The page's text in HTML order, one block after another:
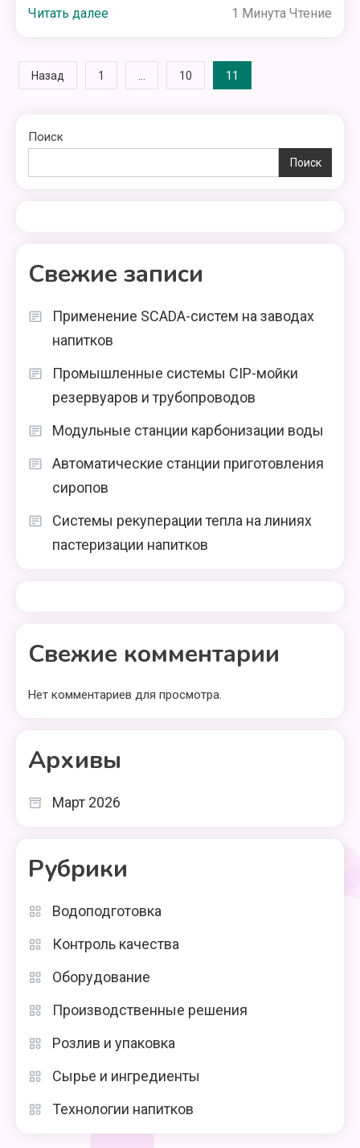
Читать далее 1 Минута Чтение
Пагинация
Назад 1 … 10 11
Поиск
Поиск
Свежие записи
Применение SCADA-систем на заводах
напитков
Промышленные системы CIP-мойки
резервуаров и трубопроводов
Модульные станции карбонизации воды
Автоматические станции приготовления
сиропов
Системы рекуперации тепла на линиях
пастеризации напитков
Свежие комментарии
Нет комментариев для просмотра.
Архивы
Март 2026
Рубрики
Водоподготовка
Контроль качества
Оборудование
Производственные решения
Розлив и упаковка
Сырье и ингредиенты
Технологии напитков